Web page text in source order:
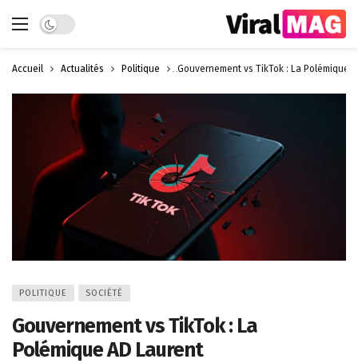
Dark mode
Accueil Actualités Politique Gouvernement vs TikTok : La Polémique
POLITIQUE SOCIÉTÉ
Gouvernement vs TikTok : La
Polémique AD Laurent